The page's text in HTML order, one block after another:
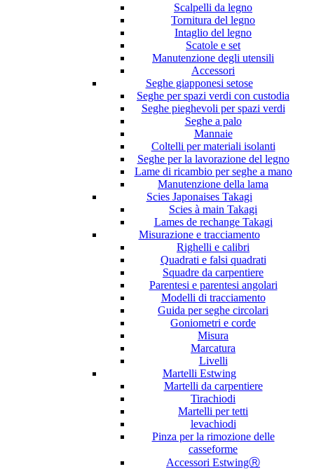
Scalpelli da legno
Tornitura del legno
Intaglio del legno
Scatole e set
Manutenzione degli utensili
Accessori
Seghe giapponesi setose
Seghe per spazi verdi con custodia
Seghe pieghevoli per spazi verdi
Seghe a palo
Mannaie
Coltelli per materiali isolanti
Seghe per la lavorazione del legno
Lame di ricambio per seghe a mano
Manutenzione della lama
Scies Japonaises Takagi
Scies à main Takagi
Lames de rechange Takagi
Misurazione e tracciamento
Righelli e calibri
Quadrati e falsi quadrati
Squadre da carpentiere
Parentesi e parentesi angolari
Modelli di tracciamento
Guida per seghe circolari
Goniometri e corde
Misura
Marcatura
Livelli
Martelli Estwing
Martelli da carpentiere
Tirachiodi
Martelli per tetti
levachiodi
Pinza per la rimozione delle
casseforme
Accessori EstwingⓇ